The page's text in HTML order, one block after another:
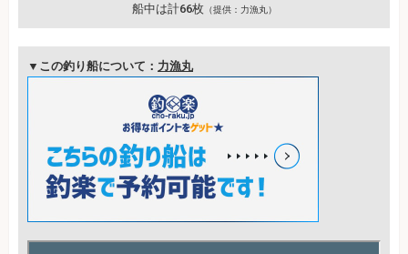
船中は計66枚（提供：力漁丸）
▼この釣り船について： 力漁丸